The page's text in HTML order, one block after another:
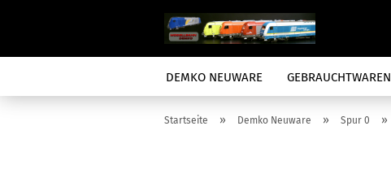
DEMKO NEUWARE GEBRAUCHTWAREN
Startseite » Demko Neuware » Spur 0 »